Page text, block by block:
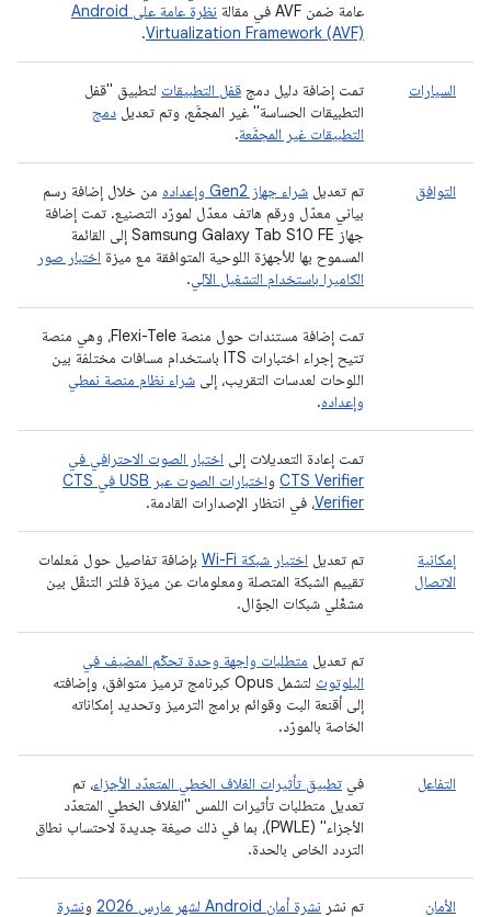
عامة ضمن AVF في مقالة
نظرة عامة على Android
Virtualization Framework (AVF)
.
السيارات تمت إضافة دليل دمج قفل التطبيقات لتطبيق "قفل
التطبيقات الحساسة" غير المجمَّع، وتم تعديل دمج
التطبيقات غير المجمَّعة.
التوافق تم تعديل شراء جهاز Gen2 وإعداده
من خلال إضافة رسم
بياني معدّل ورقم هاتف معدّل لمورّد التصنيع. تمت إضافة
جهاز Samsung Galaxy Tab S10 FE إلى القائمة
المسموح بها للأجهزة اللوحية المتوافقة مع ميزة اختبار صور
الكاميرا باستخدام التشغيل الآلي.
تمت إضافة مستندات حول منصة Flexi-Tele، وهي منصة
تتيح إجراء اختبارات ITS باستخدام مسافات مختلفة بين
اللوحات لعدسات التقريب، إلى شراء نظام منصة نمطي
وإعداده.
تمت إعادة التعديلات إلى اختبار الصوت الاحترافي في
CTS Verifier و
اختبارات الصوت عبر USB في CTS
Verifier، في انتظار الإصدارات القادمة.
إمكانية
الاتصال
تم تعديل اختيار شبكة Wi-Fi
بإضافة تفاصيل حول مَعلمات
تقييم الشبكة المتصلة ومعلومات عن ميزة فلتر التنقّل بين
مشغّلي شبكات الجوّال.
تم تعديل متطلبات واجهة وحدة تحكّم المضيف في
البلوتوث
لتشمل Opus كبرنامج ترميز متوافق، وإضافته
إلى أقنعة البت وقوائم برامج الترميز وتحديد إمكاناته
الخاصة بالمورّد.
التفاعل في تطبيق تأثيرات الغلاف الخطي المتعدّد الأجزاء، تم
تعديل متطلبات تأثيرات اللمس "الغلاف الخطي المتعدّد
الأجزاء" (PWLE)، بما في ذلك صيغة جديدة لاحتساب نطاق
التردد الخاص بالحدة.
الأمان تم نشر نشرة أمان Android لشهر مارس 2026 ونشرة